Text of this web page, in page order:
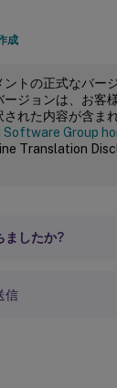
成
ントの正式なバー
ージョンは、お客
れた内容が含ま
Software Group
Translation
ましたか?
信